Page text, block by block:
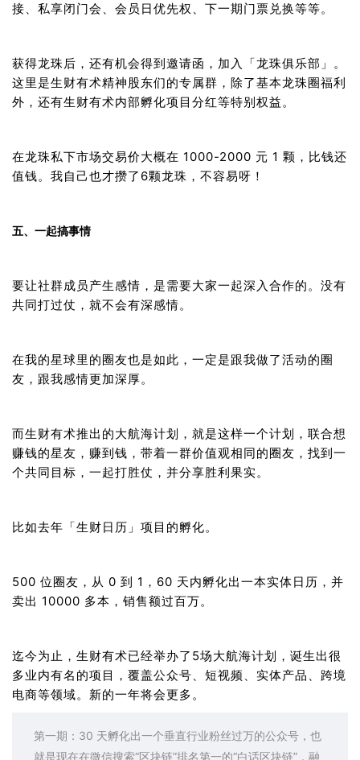
接、私享闭门会、会员日优先权、下一期门票兑换等等。
获得龙珠后，还有机会得到邀请函，加入「龙珠俱乐部」。
这里是生财有术精神股东们的专属群，除了基本龙珠圈福利
外，还有生财有术内部孵化项目分红等特别权益。
在龙珠私下市场交易价大概在 1000-2000 元 1 颗，比钱还
值钱。我自己也才攒了6颗龙珠，不容易呀！
五、一起搞事情
要让社群成员产生感情，是需要大家一起深入合作的。没有
共同打过仗，就不会有深感情。
在我的星球里的圈友也是如此，一定是跟我做了活动的圈
友，跟我感情更加深厚。
而生财有术推出的大航海计划，就是这样一个计划，联合想
赚钱的星友，赚到钱，带着一群价值观相同的圈友，找到一
个共同目标，一起打胜仗，并分享胜利果实。
比如去年「生财日历」项目的孵化。
500 位圈友，从 0 到 1，60 天内孵化出一本实体日历，并
卖出 10000 多本，销售额过百万。
迄今为止，生财有术已经举办了5场大航海计划，诞生出很
多业内有名的项目，覆盖公众号、短视频、实体产品、跨境
电商等领域。新的一年将会更多。
第一期：30 天孵化出一个垂直行业粉丝过万的公众号，也
就是现在在微信搜索“区块链”排名第一的“白话区块链”，融